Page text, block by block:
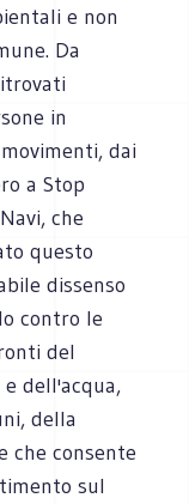
e non
Da
in
dai
a Stop
che
questo
dissenso
contro le
del
dell'acqua,
della
che consente
sul